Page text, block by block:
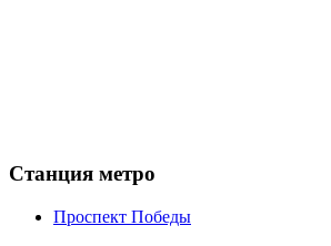
Станция метро
Проспект Победы